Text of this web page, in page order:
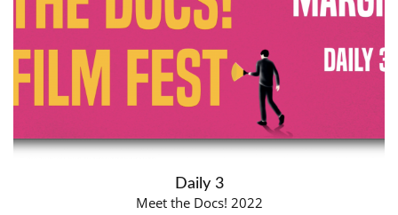
Daily 3
Meet the Docs! 2022